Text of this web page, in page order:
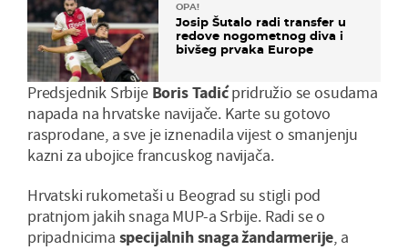
OPA!
Josip Šutalo radi transfer u
redove nogometnog diva i
bivšeg prvaka Europe
Predsjednik SrbijeBoris Tadićpridružio se osudama
napada na hrvatske navijače. Karte su gotovo
rasprodane, a sve je iznenadila vijest o smanjenju
kazni za ubojice francuskog navijača.
Hrvatski rukometaši u Beograd su stigli pod
pratnjom jakih snaga MUP-a Srbije. Radi se o
pripadnicima specijalnih snaga žandarmerije, a